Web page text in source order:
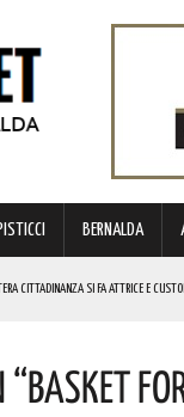
BERNALDA
CITTADINANZA SI FA ATTRICE E
COMMISSARIO. LE PAROLE DI BARDI